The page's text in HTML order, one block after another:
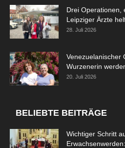
Drei Operationen,
Leipziger Ärzte
28. Juli 2026
Venezuelanischer
Wurzenerin
20. Juli 2026
BELIEBTE BEITRÄGE
Wichtiger Schritt